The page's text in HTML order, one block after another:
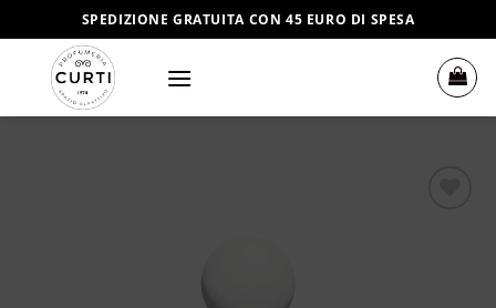
ai
contenuti
SPEDIZIONE GRATUITA CON 45 EURO DI SPESA